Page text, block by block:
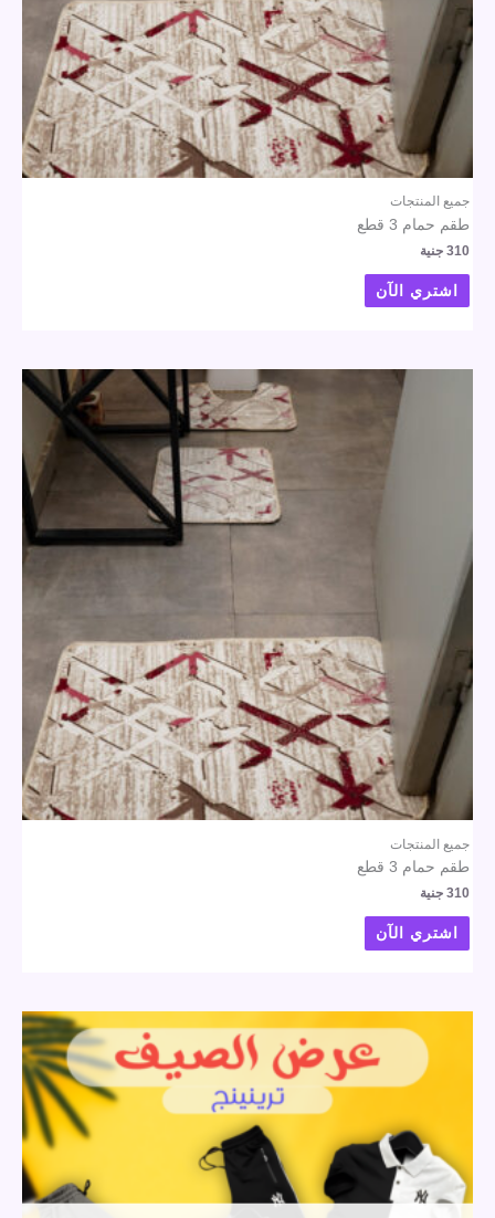
جميع المنتجات
طقم حمام 3 قطع
310 جنية
اشتري الآن
جميع المنتجات
طقم حمام 3 قطع
310 جنية
اشتري الآن